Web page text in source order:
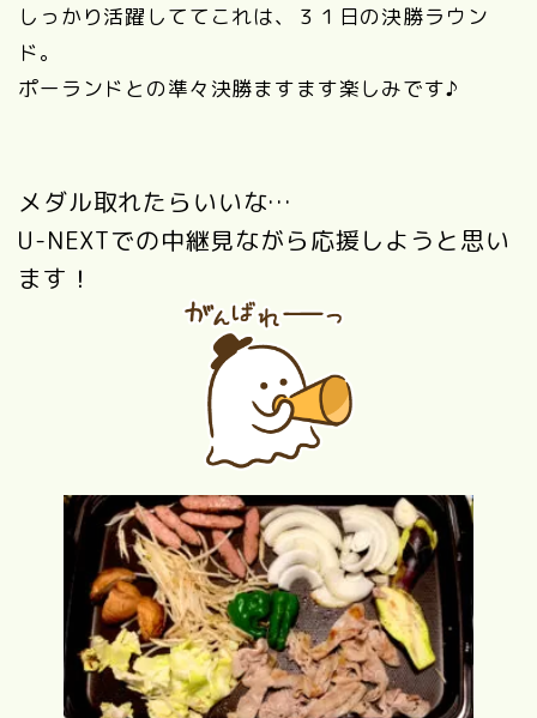
しっかり活躍しててこれは、３１日の決勝ラウン
ド。
ポーランドとの準々決勝ますます楽しみです♪
メダル取れたらいいな…
U-NEXTでの中継見ながら応援しようと思い
ます！